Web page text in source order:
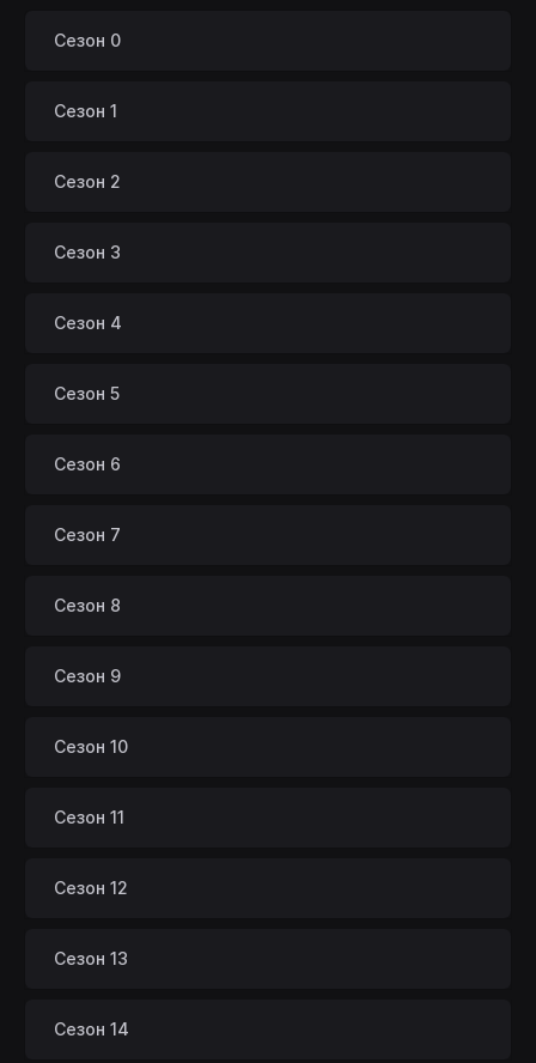
Сезон 0
Сезон 1
Сезон 2
Сезон 3
Сезон 4
Сезон 5
Сезон 6
Сезон 7
Сезон 8
Сезон 9
Сезон 10
Сезон 11
Сезон 12
Сезон 13
Сезон 14